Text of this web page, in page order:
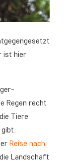
ist hier
Regen recht
Tiere
Reise nach
Landschaft